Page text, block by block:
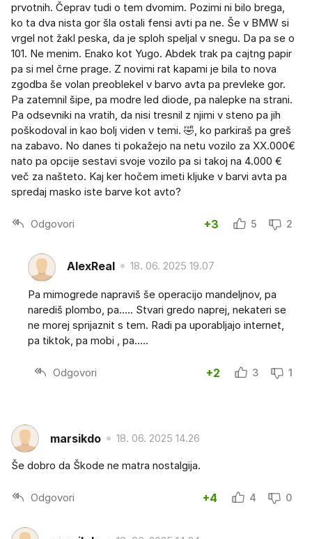
prvotnih. Čeprav tudi o tem dvomim. Pozimi ni bilo brega,
ko ta dva nista gor šla ostali fensi avti pa ne. Še v BMW si
vrgel not žakl peska, da je sploh speljal v snegu. Da pa se o
101. Ne menim. Enako kot Yugo. Abdek trak pa cajtng papir
pa si mel črne prage. Z novimi rat kapami je bila to nova
zgodba še volan preoblekel v barvo avta pa prevleke gor.
Pa zatemnil šipe, pa modre led diode, pa nalepke na strani.
Pa odsevniki na vratih, da nisi tresnil z njimi v steno pa jih
poškodoval in kao bolj viden v temi. 🤣, ko parkiraš pa greš
na zabavo. No danes ti pokažejo na netu vozilo za XX.000€
nato pa opcije sestavi svoje vozilo pa si takoj na 4.000 €
več za našteto. Kaj ker hočem imeti kljuke v barvi avta pa
spredaj masko iste barve kot avto?
Odgovori +3 5 2
AlexReal 18. 06. 2025 19.07
Pa mimogrede napraviš še operacijo mandeljnov, pa
narediš plombo, pa..... Stvari gredo naprej, nekateri se
ne morej sprijaznit s tem. Radi pa uporabljajo internet,
pa tiktok, pa mobi , pa.....
Odgovori +2 3 1
marsikdo 18. 06. 2025 14.26
Še dobro da Škode ne matra nostalgija.
Odgovori +4 4 0